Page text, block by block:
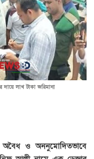
লাখ টাকা জরিমানা
অবৈধ ও অননুমোদিতভাবে